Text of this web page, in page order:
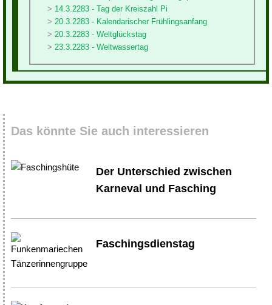
14.3.2283 - Tag der Kreiszahl Pi
20.3.2283 - Kalendarischer Frühlingsanfang
20.3.2283 - Weltglückstag
23.3.2283 - Weltwassertag
Das könnte Sie auch interessieren
Der Unterschied zwischen
Karneval und Fasching
Faschingsdienstag